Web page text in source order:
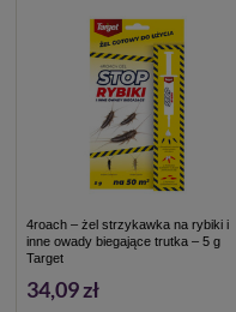
4roach – żel strzykawka na rybiki i
inne owady biegające trutka – 5 g
Target
34,09 zł